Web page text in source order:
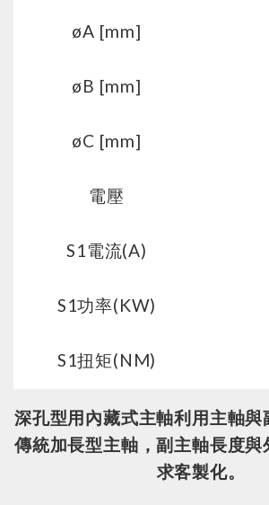
øA [mm]
øB [mm]
øC [mm]
電壓
S1電流(A)
S1功率(KW)
S1扭矩(NM)
深孔型用內藏式主軸利用主軸與
傳統加長型主軸，副主軸長度與
求客製化。